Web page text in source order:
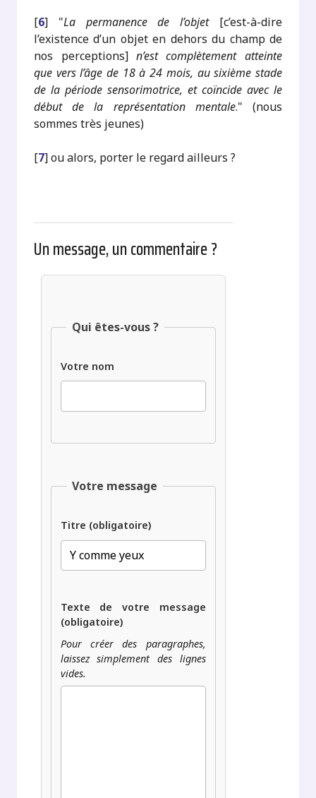
[6] "La permanence de l’objet [c’est-à-dire
l’existence d’un objet en dehors du champ de
nos perceptions] n’est complètement atteinte
que vers l’âge de 18 à 24 mois, au sixième stade
de la période sensorimotrice, et coïncide avec le
début de la représentation mentale." (nous
sommes très jeunes)
[7]ou alors, porter le regard ailleurs ?
Un message, un commentaire ?
Qui êtes-vous ?
Votre nom
Votre message
Titre (obligatoire)
Texte de votre message
(obligatoire)
Pour créer des paragraphes,
laissez simplement des lignes
vides.